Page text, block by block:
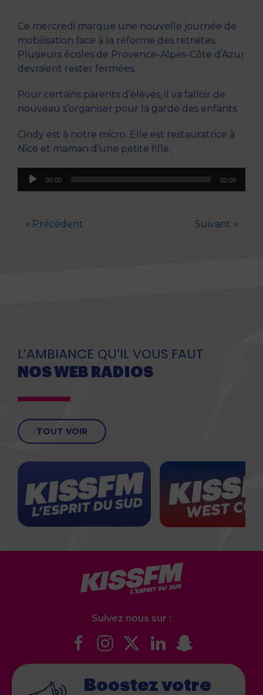
Ce mercredi marque une nouvelle journée de
mobilisation face à la réforme des retraites.
Plusieurs écoles de Provence-Alpes-Côte d’Azur
devraient rester fermées.
Pour certains parents d’élèves, il va falloir de
nouveau s’organiser pour la garde des enfants.
Cindy est à notre micro. Elle est restauratrice à
Nice et maman d’une petite fille.
Lecteur
00:00 00:00
« Précédent Suivant »
L’AMBIANCE QU’IL VOUS FAUT
NOS WEB RADIOS
TOUT VOIR
Suivez nous sur :
Boostez votre